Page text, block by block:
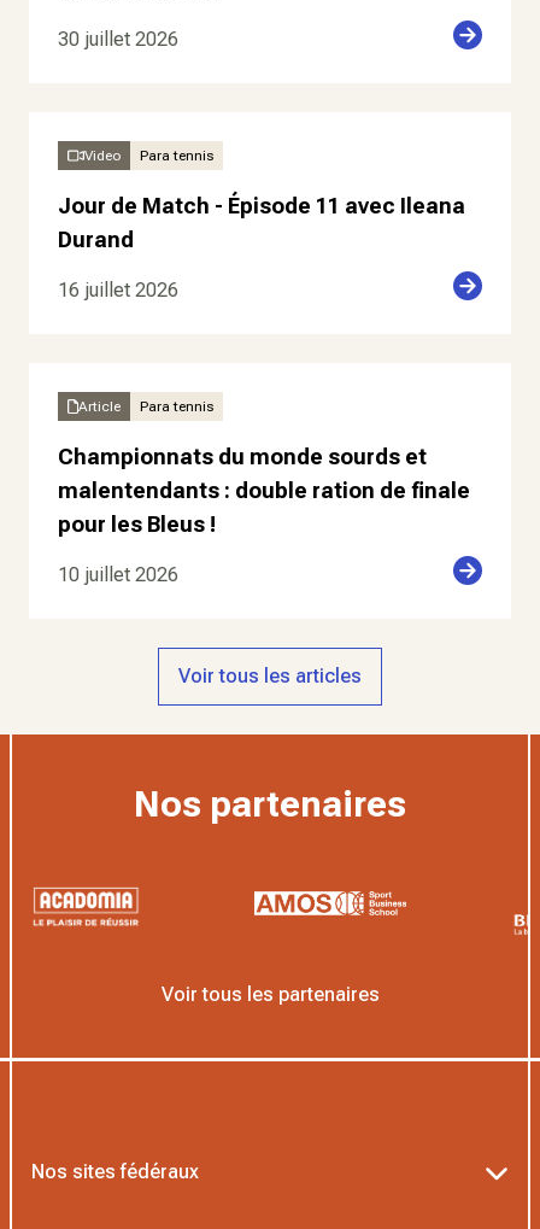
30 juillet 2026
Video Para tennis
Jour de Match - Épisode 11 avec Ileana
Durand
16 juillet 2026
Article Para tennis
Championnats du monde sourds et
malentendants : double ration de finale
pour les Bleus !
10 juillet 2026
Voir tous les articles
Nos partenaires
Voir tous les partenaires
Nos sites fédéraux